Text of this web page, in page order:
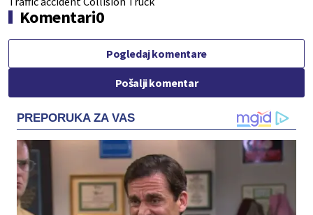
Komentari0
Pogledaj komentare
Pošalji komentar
PREPORUKA ZA VAS